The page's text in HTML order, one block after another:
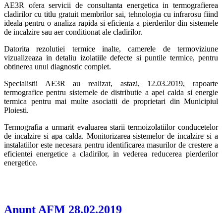
AE3R ofera servicii de consultanta energetica in termografierea
cladirilor cu titlu gratuit membrilor sai, tehnologia cu infrarosu fiind
ideala pentru o analiza rapida si eficienta a pierderilor din sistemele
de incalzire sau aer conditionat ale cladirilor.
Datorita rezolutiei termice inalte, camerele de termoviziune
vizualizeaza in detaliu izolatiile defecte si puntile termice, pentru
obtinerea unui diagnostic complet.
Specialistii AE3R au realizat, astazi, 12.03.2019, rapoarte
termografice pentru sistemele de distributie a apei calda si energie
termica pentru mai multe asociatii de proprietari din Municipiul
Ploiesti.
Termografia a urmarit evaluarea starii termoizolatiilor conducetelor
de incalzire si apa calda. Monitorizarea sistemelor de incalzire si a
instalatiilor este necesara pentru identificarea masurilor de crestere a
eficientei energetice a cladirilor, in vederea reducerea pierderilor
energetice.
Anunt AFM 28.02.2019